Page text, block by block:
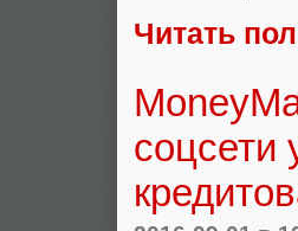
Читать
соцсети